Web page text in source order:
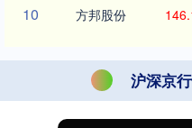
10 方邦股份
沪深京